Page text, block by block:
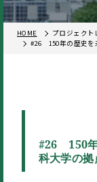
HOME
プロジェクト
#26 150年の歴史を
#26 150年
科大学の